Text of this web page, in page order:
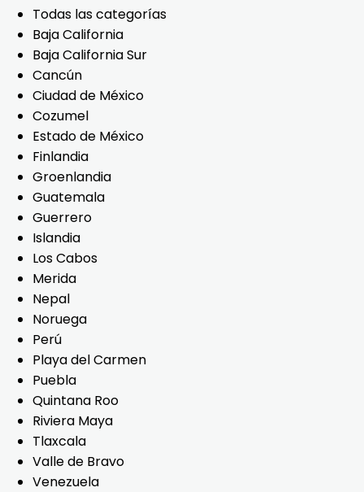
Todas las categorías
Baja California
Baja California Sur
Cancún
Ciudad de México
Cozumel
Estado de México
Finlandia
Groenlandia
Guatemala
Guerrero
Islandia
Los Cabos
Merida
Nepal
Noruega
Perú
Playa del Carmen
Puebla
Quintana Roo
Riviera Maya
Tlaxcala
Valle de Bravo
Venezuela